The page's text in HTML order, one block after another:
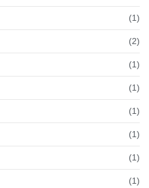
(1)
(2)
(1)
(1)
(1)
(1)
(1)
(1)